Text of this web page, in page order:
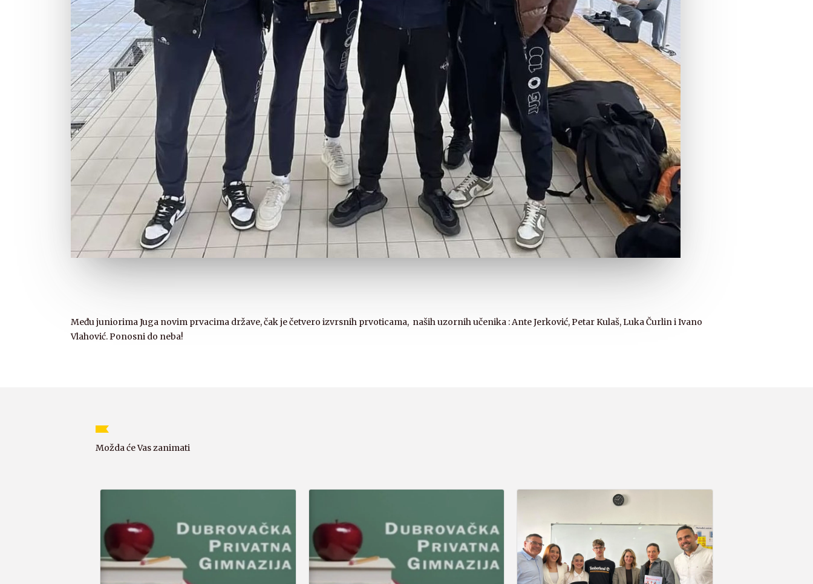
Među juniorima Juga novim prvacima države, čak je četvero izvrsnih prvoticama, naših uzornih učenika : Ante Jerković, Petar Kulaš, Luka Čurlin i Ivano
Vlahović. Ponosni do neba!
Možda će Vas zanimati